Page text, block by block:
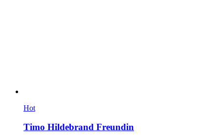
Hot
Timo Hildebrand Freundin